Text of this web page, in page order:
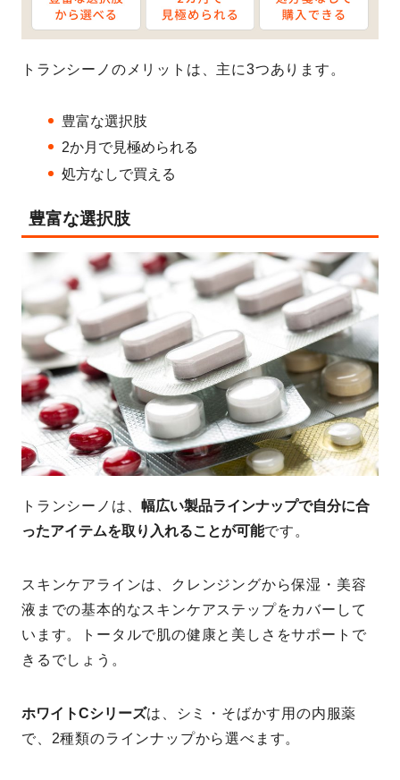
トランシーノのメリットは、主に3つあります。
豊富な選択肢
2か月で見極められる
処方なしで買える
豊富な選択肢
トランシーノは、幅広い製品ラインナップで自分に合
ったアイテムを取り入れることが可能です。
スキンケアラインは、クレンジングから保湿・美容
液までの基本的なスキンケアステップをカバーして
います。トータルで肌の健康と美しさをサポートで
きるでしょう。
ホワイトCシリーズは、シミ・そばかす用の内服薬
で、2種類のラインナップから選べます。